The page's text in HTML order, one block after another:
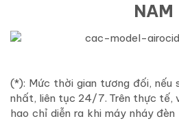
NAM
(*): Mức thời gian tương đối, nếu
nhất, liên tục 24/7. Trên thực tế,
hao chỉ diễn ra khi máy nháy